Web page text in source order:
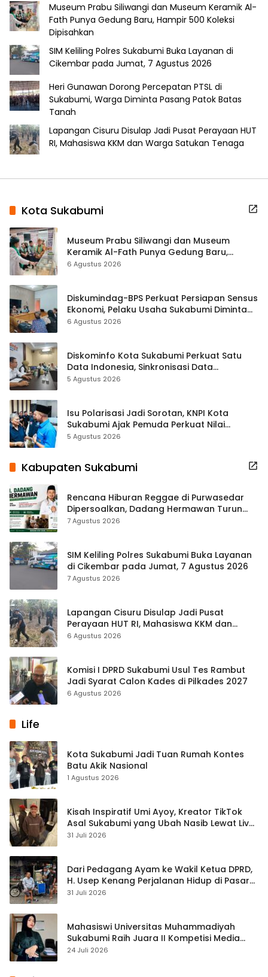
Museum Prabu Siliwangi dan Museum Keramik Al-
Fath Punya Gedung Baru, Hampir 500 Koleksi
Dipisahkan
SIM Keliling Polres Sukabumi Buka Layanan di
Cikembar pada Jumat, 7 Agustus 2026
Heri Gunawan Dorong Percepatan PTSL di
Sukabumi, Warga Diminta Pasang Patok Batas
Tanah
Lapangan Cisuru Disulap Jadi Pusat Perayaan HUT
RI, Mahasiswa KKM dan Warga Satukan Tenaga
Kota Sukabumi
Museum Prabu Siliwangi dan Museum
Keramik Al-Fath Punya Gedung Baru,
Hampir 500 Koleksi Dipisahkan
6 Agustus 2026
Diskumindag-BPS Perkuat Persiapan Sensus
Ekonomi, Pelaku Usaha Sukabumi Diminta
Terbuka Beri Data
6 Agustus 2026
Diskominfo Kota Sukabumi Perkuat Satu
Data Indonesia, Sinkronisasi Data
Kewilayahan Dikebut
5 Agustus 2026
Isu Polarisasi Jadi Sorotan, KNPI Kota
Sukabumi Ajak Pemuda Perkuat Nilai
Kebangsaan
5 Agustus 2026
Kabupaten Sukabumi
Rencana Hiburan Reggae di Purwasedar
Dipersoalkan, Dadang Hermawan Turun
Memfasilitasi Musyawarah
7 Agustus 2026
SIM Keliling Polres Sukabumi Buka Layanan
di Cikembar pada Jumat, 7 Agustus 2026
7 Agustus 2026
Lapangan Cisuru Disulap Jadi Pusat
Perayaan HUT RI, Mahasiswa KKM dan
Warga Satukan Tenaga
6 Agustus 2026
Komisi I DPRD Sukabumi Usul Tes Rambut
Jadi Syarat Calon Kades di Pilkades 2027
6 Agustus 2026
Life
Kota Sukabumi Jadi Tuan Rumah Kontes
Batu Akik Nasional
1 Agustus 2026
Kisah Inspiratif Umi Ayoy, Kreator TikTok
Asal Sukabumi yang Ubah Nasib Lewat Live
Streaming
31 Juli 2026
Dari Pedagang Ayam ke Wakil Ketua DPRD,
H. Usep Kenang Perjalanan Hidup di Pasar
Cisaat
31 Juli 2026
Mahasiswi Universitas Muhammadiyah
Sukabumi Raih Juara II Kompetisi Media
Pembelajaran Digital Tingkat Internasional
24 Juli 2026